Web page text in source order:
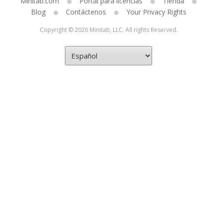
Blog
Contáctenos Your Privacy Rights
Copyright © 2026 Minitab, LLC. All rights Reserved.